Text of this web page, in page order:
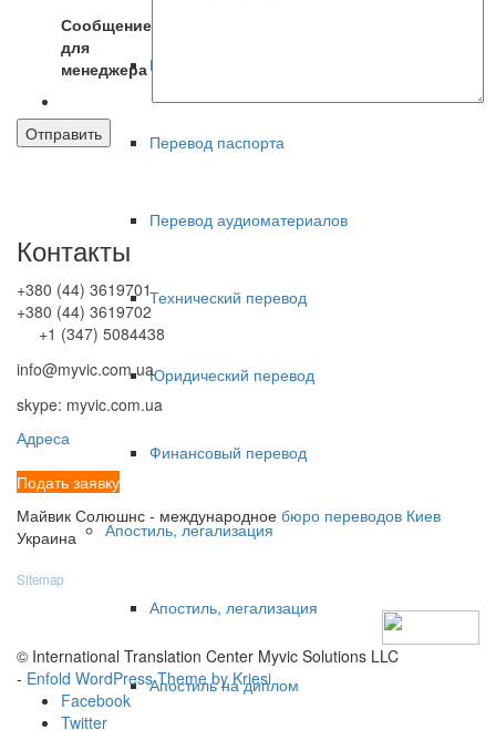
Медицинский перевод
Перевод паспорта
Перевод аудиоматериалов
Технический перевод
Юридический перевод
Финансовый перевод
Апостиль, легализация
Апостиль, легализация
Апостиль на диплом
Сообщение
для
менеджера
Контакты
+380 (44) 3619701
+380 (44) 3619702
+1 (347) 5084438
info@myvic.com.ua
skype: myvic.com.ua
Адреса
Подать заявку
Майвик Солюшнс - международное бюро переводов Киев
Украина
Sitemap
© International Translation Center Myvic Solutions LLC
- Enfold WordPress Theme by Kriesi
Facebook
Twitter